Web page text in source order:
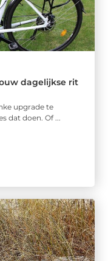
dagelijkse rit
upgrade te
dat doen. Of ...